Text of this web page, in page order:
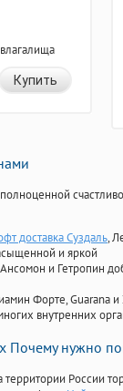
Купить
доставка Суздаль,
и яркой
и Гетропин
Форте, Guarana
внутренних
нужно
России